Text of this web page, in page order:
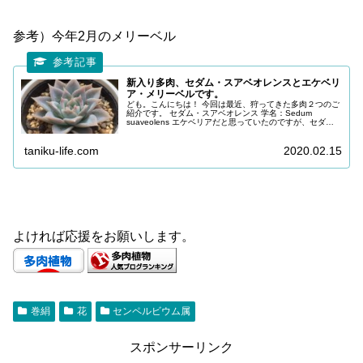
参考）今年2月のメリーベル
新入り多肉、セダム・スアベオレンスとエケベリ
ア・メリーベルです。
ども。こんにちは！ 今回は最近、狩ってきた多肉２つのご
紹介です。 セダム・スアベオレンス 学名：Sedum
suaveolens エケベリアだと思っていたのですが、セダム
taniku-life.com 2020.02.15
よければ応援をお願いします。
巻絹 花 センペルビウム属
スポンサーリンク